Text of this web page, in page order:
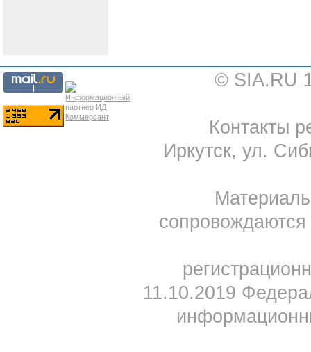
© SIA.RU
Контакты
Иркутск, ул.
11.10.2019